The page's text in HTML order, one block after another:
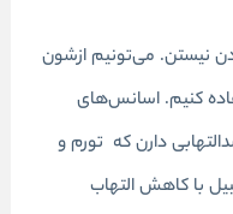
نیستن. می‌تونیم ازشون
کنیم. اسانس‌های
دارن که تورم و
با کاهش التهاب